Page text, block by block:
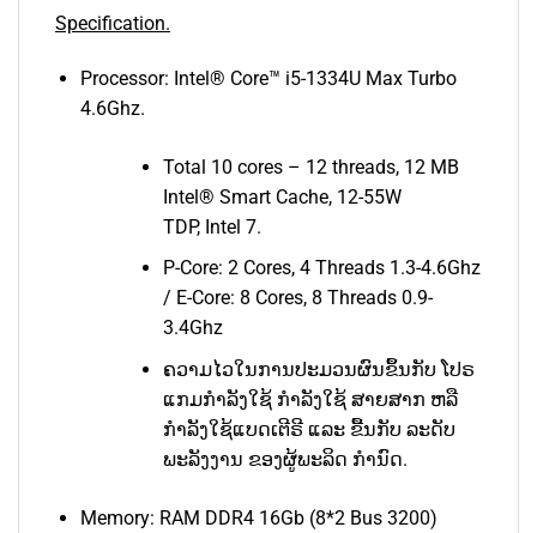
Specification.
Processor: Intel® Core™ i5-1334U Max Turbo
4.6Ghz.
Total 10 cores – 12 threads, 12 MB
Intel® Smart Cache, 12-55W
TDP, Intel 7.
P-Core: 2 Cores, 4 Threads 1.3-4.6Ghz
/ E-Core: 8 Cores, 8 Threads 0.9-
3.4Ghz
ຄວາມໄວໃນການປະມວນຜົນຂຶ້ນກັບ ໂປຣ
ແກມກຳລັງໃຊ້ ກຳລັງໃຊ້ ສາຍສາກ ຫລື
ກຳລັງໃຊ້ແບດເຕີຣີ ແລະ ຂື້ນກັບ ລະດັບ
ພະລັງງານ ຂອງຜູ້ພະລິດ ກຳນົດ.
Memory: RAM DDR4 16Gb (8*2 Bus 3200)